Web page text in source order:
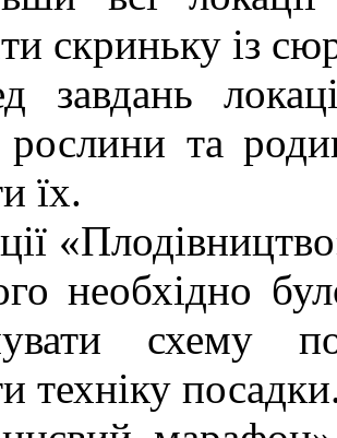
скриньку із
рослини та
їх.
необхідно
схему
техніку